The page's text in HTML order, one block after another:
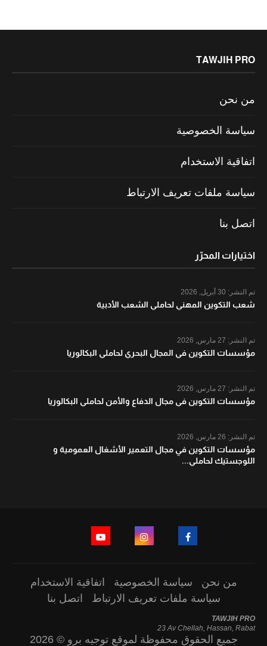
TAWJIH PRO
من نحن
سياسة الخصوصية
اتفاقية الاستخدام
سياسة ملفات تعريف الارتباط
اتصل بنا
اختيارات المحرّر
تم النشر:
شعب التكوين المهني لحاملي الشعب الأدبية
تم النشر:
مؤسسات التكوين في المجال البحري لحاملي البكالوريا
تم النشر:
مؤسسات التكوين في مجال الدفاع والأمن لحاملي البكالوريا
تم النشر:
مؤسسات التكوين في مجال التعمير الأشغال العمومية و
اللوجستيك لحاملي...
من نحن سياسة الخصوصية
اتفاقية الاستخدام
سياسة ملفات تعريف الارتباط
اتصل بنا
TAWJIH PRO
23 Av Chellah, Hassan, Rabat
جميع الحقوق محفوظة لموقع توجيه برو © 2026